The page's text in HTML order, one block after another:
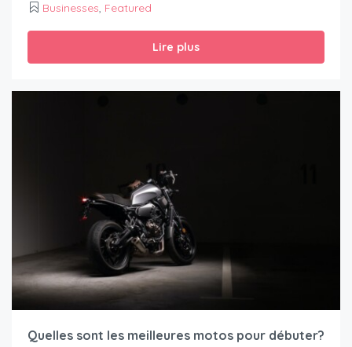
Businesses, Featured
Lire plus
Quelles sont les meilleures motos pour débuter?